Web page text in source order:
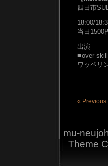
四日市
18:00/
当日1500
出演
■over
ワッペリ
« Previous
mu-
Theme